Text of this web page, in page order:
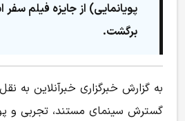
پویانمایی) از جایزه فیلم سفر
برگشت.
به گزارش خبرگزاری خبرآنلاین به
گسترش سینمای مستند، تجربی و